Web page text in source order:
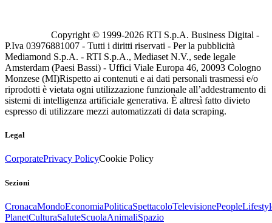
Copyright © 1999-2026 RTI S.p.A. Business Digital -
P.Iva 03976881007 - Tutti i diritti riservati - Per la pubblicità
Mediamond S.p.A. - RTI S.p.A., Mediaset N.V., sede legale
Amsterdam (Paesi Bassi) - Uffici Viale Europa 46, 20093 Cologno
Monzese (MI)Rispetto ai contenuti e ai dati personali trasmessi e/o
riprodotti è vietata ogni utilizzazione funzionale all’addestramento di
sistemi di intelligenza artificiale generativa. È altresì fatto divieto
espresso di utilizzare mezzi automatizzati di data scraping.
Legal
CorporatePrivacy PolicyCookie Policy
Sezioni
CronacaMondoEconomiaPoliticaSpettacoloTelevisionePeople
PlanetCulturaSaluteScuolaAnimaliSpazio